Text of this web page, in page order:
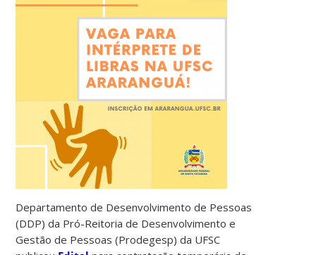
Departamento de Desenvolvimento de Pessoas
(DDP) da Pró-Reitoria de Desenvolvimento e
Gestão de Pessoas (Prodegesp) da UFSC